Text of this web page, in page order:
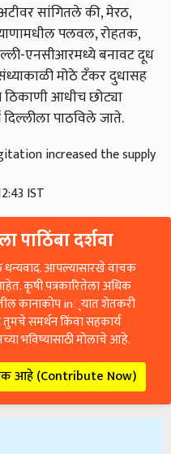
सांगितले की, मेरठ,
पलवल, रोहतक,
एनसीआरमध्ये बनावट दूध
मोठे टँकर दुधासह
ठिकाणी आधीच छोट्या
दिल्लीला पाठविले जाते.
increased the supply
IST
पाठिंबा दर्शवा
धन्यवाद. आपल्यासारखे वाचक
कृषी पत्रकारितेला अधिक
कानाकोप in्यात शेतकरी
समर्थन किंवा सहकार्य
भविष्यासाठी मोलाचे आहे.
आहे (Contribute Now)